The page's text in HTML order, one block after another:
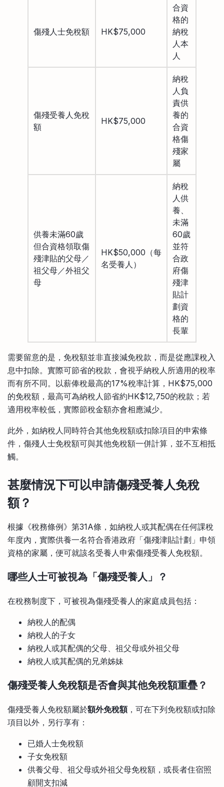
傷殘人士免稅額 HK$75,000
合資
格的
納稅
人本
人
傷殘受養人免稅
額
HK$75,000
納稅
人負
責供
養的
合資
格傷
殘家
屬
供養未滿60歲
但合資格領取傷
殘津貼的父母／
祖父母／外祖父
母
HK$50,000（每
名受養人）
納稅
人供
養、
未滿
60歲
並符
合政
府傷
殘津
貼計
劃資
格的
長輩
需要留意的是，免稅額並非直接減免稅款，而是從應課稅入
息中扣除。實際可節省的稅款，會視乎納稅人所適用的稅率
而有所不同。以薪俸稅最高的17%稅率計算，HK$75,000
的免稅額，最高可為納稅人節省約HK$12,750的稅款；若
適用稅率較低，實際節稅金額亦會相應減少。
此外，如納稅人同時符合其他免稅額或扣除項目的申索條
件，傷殘人士免稅額可與其他免稅額一併計算，並不互相抵
觸。
甚麼情況下可以申請傷殘受養人免稅
額？
根據《稅務條例》第31A條，如納稅人或其配偶在任何課稅
年度內，實際供養一名符合香港政府「傷殘津貼計劃」申領
資格的家屬，便可就該名受養人申索傷殘受養人免稅額。
哪些人士可被視為「傷殘受養人」？
在稅務制度下，可被視為傷殘受養人的家庭成員包括：
納稅人的配偶
納稅人的子女
納稅人或其配偶的父母、祖父母或外祖父母
納稅人或其配偶的兄弟姊妹
傷殘受養人免稅額是否會與其他免稅額重疊？
傷殘受養人免稅額屬於額外免稅額，可在下列免稅額或扣除
項目以外，另行享有：
已婚人士免稅額
子女免稅額
供養父母、祖父母或外祖父母免稅額，或長者住宿照
顧開支扣減